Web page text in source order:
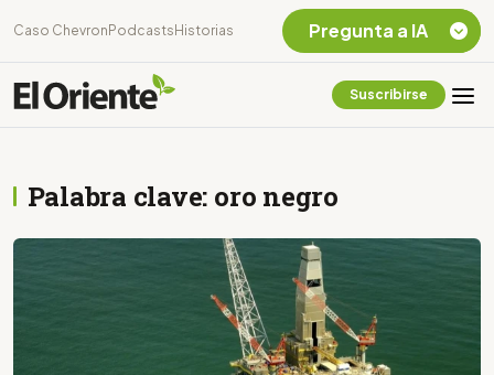
Caso Chevron Podcasts Historias
Suscribirse
Palabra clave: oro negro
Pregunta a IA
Listar destinos
Amazonia Ecuatoriana
¿En que consiste la
tasa minera que rige en